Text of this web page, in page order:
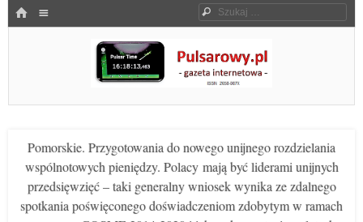
HOME Szukaj
Pulsarowy.pl
Pomorskie. Przygotowania do nowego unijnego rozdzielania
wspólnotowych pieniędzy. Polacy mają być liderami unijnych
przedsięwzięć – taki generalny wniosek wynika ze zdalnego
spotkania poświęconego doświadczeniom zdobytym w ramach